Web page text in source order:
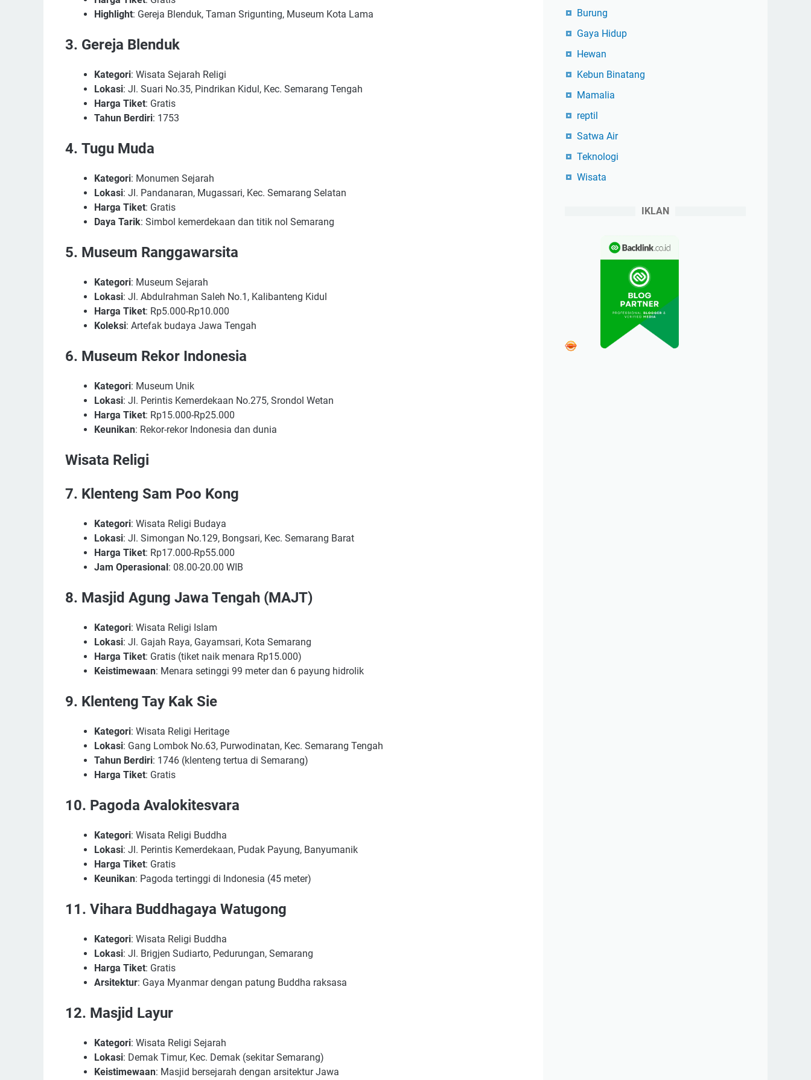
Highlight: Gereja Blenduk, Taman Srigunting, Museum Kota Lama
3. Gereja Blenduk
Kategori: Wisata Sejarah Religi
Lokasi: Jl. Suari No.35, Pindrikan Kidul, Kec. Semarang Tengah
Harga Tiket: Gratis
Tahun Berdiri: 1753
4. Tugu Muda
Kategori: Monumen Sejarah
Lokasi: Jl. Pandanaran, Mugassari, Kec. Semarang Selatan
Harga Tiket: Gratis
Daya Tarik: Simbol kemerdekaan dan titik nol Semarang
5. Museum Ranggawarsita
Kategori: Museum Sejarah
Lokasi: Jl. Abdulrahman Saleh No.1, Kalibanteng Kidul
Harga Tiket: Rp5.000-Rp10.000
Koleksi: Artefak budaya Jawa Tengah
6. Museum Rekor Indonesia
Kategori: Museum Unik
Lokasi: Jl. Perintis Kemerdekaan No.275, Srondol Wetan
Harga Tiket: Rp15.000-Rp25.000
Keunikan: Rekor-rekor Indonesia dan dunia
Wisata Religi
7. Klenteng Sam Poo Kong
Kategori: Wisata Religi Budaya
Lokasi: Jl. Simongan No.129, Bongsari, Kec. Semarang Barat
Harga Tiket: Rp17.000-Rp55.000
Jam Operasional: 08.00-20.00 WIB
8. Masjid Agung Jawa Tengah (MAJT)
Kategori: Wisata Religi Islam
Lokasi: Jl. Gajah Raya, Gayamsari, Kota Semarang
Harga Tiket: Gratis (tiket naik menara Rp15.000)
Keistimewaan: Menara setinggi 99 meter dan 6 payung hidrolik
9. Klenteng Tay Kak Sie
Kategori: Wisata Religi Heritage
Lokasi: Gang Lombok No.63, Purwodinatan, Kec. Semarang Tengah
Tahun Berdiri: 1746 (klenteng tertua di Semarang)
Harga Tiket: Gratis
10. Pagoda Avalokitesvara
Kategori: Wisata Religi Buddha
Lokasi: Jl. Perintis Kemerdekaan, Pudak Payung, Banyumanik
Harga Tiket: Gratis
Keunikan: Pagoda tertinggi di Indonesia (45 meter)
11. Vihara Buddhagaya Watugong
Kategori: Wisata Religi Buddha
Lokasi: Jl. Brigjen Sudiarto, Pedurungan, Semarang
Harga Tiket: Gratis
Arsitektur: Gaya Myanmar dengan patung Buddha raksasa
12. Masjid Layur
Kategori: Wisata Religi Sejarah
Lokasi: Demak Timur, Kec. Demak (sekitar Semarang)
Keistimewaan: Masjid bersejarah dengan arsitektur Jawa
Burung
Gaya Hidup
Hewan
Kebun Binatang
Mamalia
reptil
Satwa Air
Teknologi
Wisata
IKLAN